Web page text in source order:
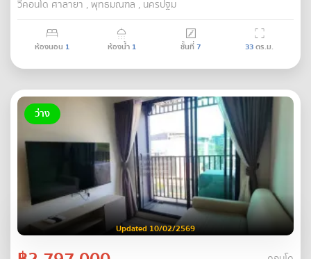
วีคอนโด ศาลายา , พุทธมณฑล , นครปฐม
ห้องนอน 1 ห้องน้ำ 1 ชั้นที่7 33ตร.ม.
ว่าง
Updated 10/02/2569